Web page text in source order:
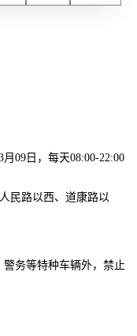
月09日，每天08:00-22:00
民路以西、道康路以
务等特种车辆外，禁止